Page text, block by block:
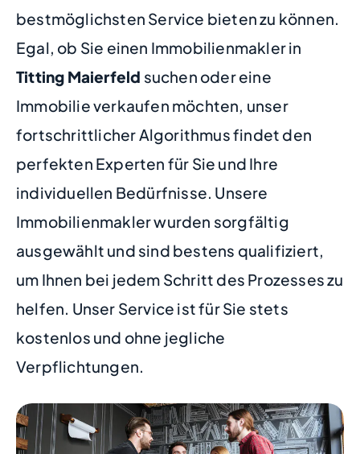
bestmöglichsten Service bieten zu können.
Egal, ob Sie einen Immobilienmakler in
Titting Maierfeld suchen oder eine
Immobilie verkaufen möchten, unser
fortschrittlicher Algorithmus findet den
perfekten Experten für Sie und Ihre
individuellen Bedürfnisse. Unsere
Immobilienmakler wurden sorgfältig
ausgewählt und sind bestens qualifiziert,
um Ihnen bei jedem Schritt des Prozesses zu
helfen. Unser Service ist für Sie stets
kostenlos und ohne jegliche
Verpflichtungen.